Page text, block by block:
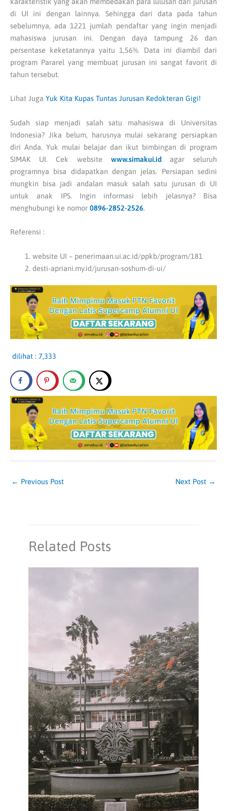
di UI ini dengan lainnya. Sehingga dari data pada tahun
sebelumnya, ada 1221 jumlah pendaftar yang ingin menjadi
mahasiswa jurusan ini. Dengan daya tampung 26 dan
persentase keketatannya yaitu 1,56%. Data ini diambil dari
program Pararel yang membuat jurusan ini sangat favorit di
tahun tersebut.
Lihat Juga Yuk Kita Kupas Tuntas Jurusan Kedokteran Gigi!
Sudah siap menjadi salah satu mahasiswa di Universitas
Indonesia? Jika belum, harusnya mulai sekarang persiapkan
diri Anda. Yuk mulai belajar dan ikut bimbingan di program
SIMAK UI. Cek website www.simakui.idagar seluruh
programnya bisa didapatkan dengan jelas. Persiapan sedini
mungkin bisa jadi andalan masuk salah satu jurusan di UI
untuk anak IPS. Ingin informasi lebih jelasnya? Bisa
menghubungi ke nomor 0896-2852-2526.
Referensi :
website UI – penerimaan.ui.ac.id/ppkb/program/181
desti-apriani.my.id/jurusan-soshum-di-ui/
dilihat : 7,333
← Previous Post Next Post →
Related Posts